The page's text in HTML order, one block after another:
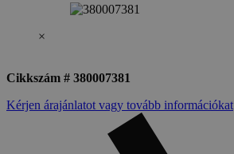
×
Cikkszám # 380007381
Kérjen árajánlatot vagy tovább információkat